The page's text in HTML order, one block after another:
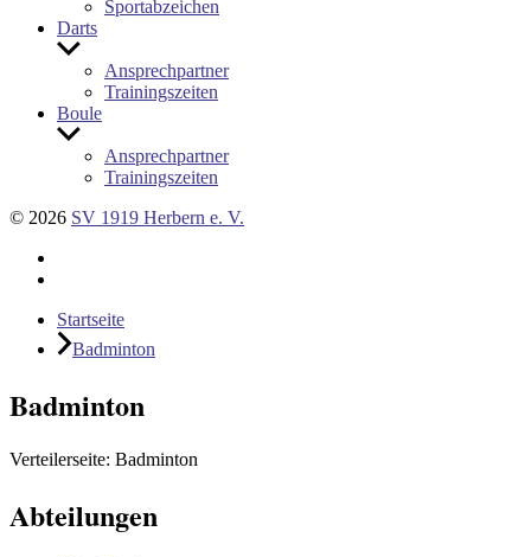
Sportabzeichen
Darts
Untermenü
anzeigenAnsprechpartner
Trainingszeiten
Boule
Untermenü
anzeigenAnsprechpartner
Trainingszeiten
© 2026 SV 1919 Herbern e. V.
Startseite
Badminton
Badminton
Verteilerseite: Badminton
Abteilungen